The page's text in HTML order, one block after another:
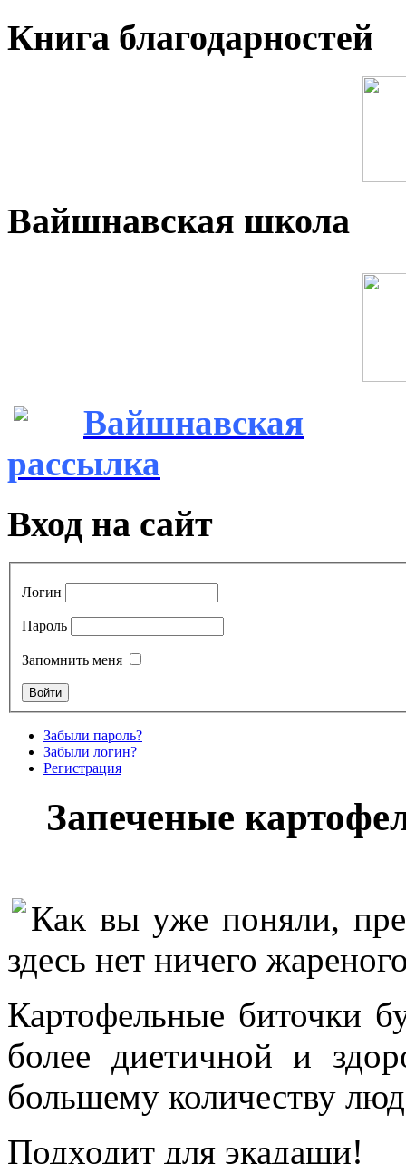
Книга благодарностей
Вайшнавская школа
Вайшнавская
рассылка
Вход на сайт
Логин
Пароль
Запомнить меня
Забыли пароль?
Забыли логин?
Регистрация
Запеченые
Как вы уже поняли,
здесь нет ничего
Картофельные биточки
более диетичной и
большему количеству
Подходит для экадаши!